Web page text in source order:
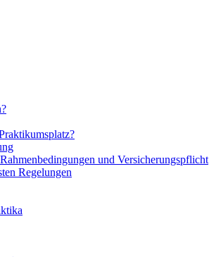
und Versicherungspflicht
Regelungen